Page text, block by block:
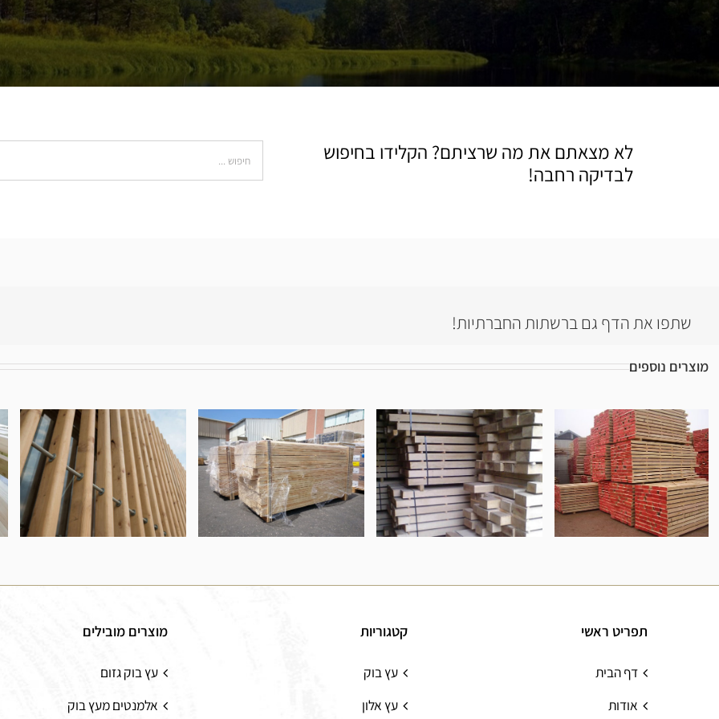
לא מצאתם את מה שרציתם? הקלידו בחיפוש
לבדיקה רחבה!
Search
for:
שתפו את הדף גם ברשתות החברתיות!
מוצרים נוספים
פרופיל עץ אורן
תפריט ראשי
דף הבית
אודות
קטגוריות
עץ בוק
עץ אלון
מוצרים מובילים
עץ בוק גזום
אלמנטים מעץ בוק